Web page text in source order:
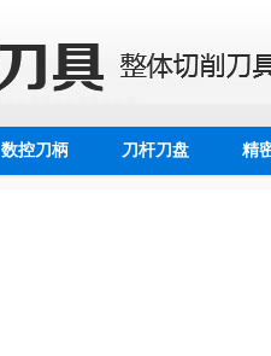
数控刀柄 刀杆刀盘 精